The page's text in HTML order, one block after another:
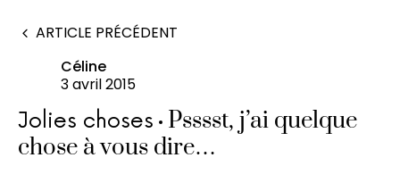
ARTICLE PRÉCÉDENT
Céline
3 avril 2015
Jolies choses
Psssst, j’ai quelque
chose à vous dire…